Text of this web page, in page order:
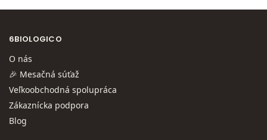
6BIOLOGICO
O nás
🎉 Mesačná súťaž
Veľkoobchodná spolupráca
Zákaznícka podpora
Blog